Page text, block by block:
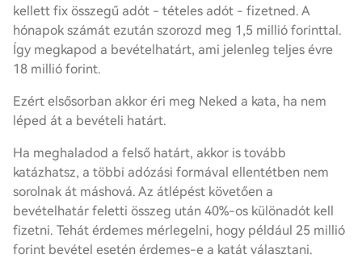
kellett fix összegű adót - tételes adót - fizetned. A
hónapok számát ezután szorozd meg 1,5 millió forinttal.
Így megkapod a bevételhatárt, ami jelenleg teljes évre
18 millió forint.
Ezért elsősorban akkor éri meg Neked a kata, ha nem
léped át a bevételi határt.
Ha meghaladod a felső határt, akkor is tovább
katázhatsz, a többi adózási formával ellentétben nem
sorolnak át máshová. Az átlépést követően a
bevételhatár feletti összeg után 40%-os különadót kell
fizetni. Tehát érdemes mérlegelni, hogy például 25 millió
forint bevétel esetén érdemes-e a katát választani.